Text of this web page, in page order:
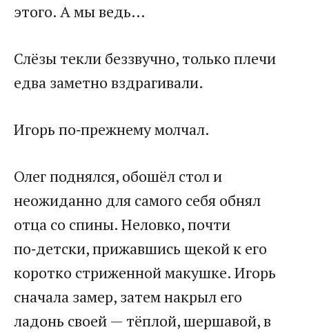
этого. А мы ведь…
Слёзы текли беззвучно, только плечи
едва заметно вздрагивали.
Игорь по‑прежнему молчал.
Олег поднялся, обошёл стол и
неожиданно для самого себя обнял
отца со спины. Неловко, почти
по‑детски, прижавшись щекой к его
коротко стриженной макушке. Игорь
сначала замер, затем накрыл его
ладонь своей — тёплой, шершавой, в